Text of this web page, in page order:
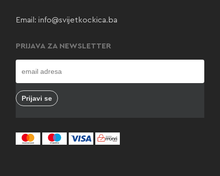
Email: info@svijetkockica.ba
PRIJAVA ZA NEWSLETTER